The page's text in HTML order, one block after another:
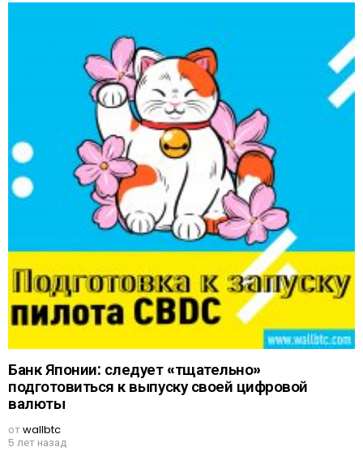
Банк Японии: следует «тщательно»
подготовиться к выпуску своей цифровой
валюты
отwallbtc
5 лет назад